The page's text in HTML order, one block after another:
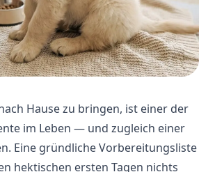
Hause zu bringen, ist einer der
im Leben — und zugleich einer
Eine gründliche Vorbereitungsliste
hektischen ersten Tagen nichts